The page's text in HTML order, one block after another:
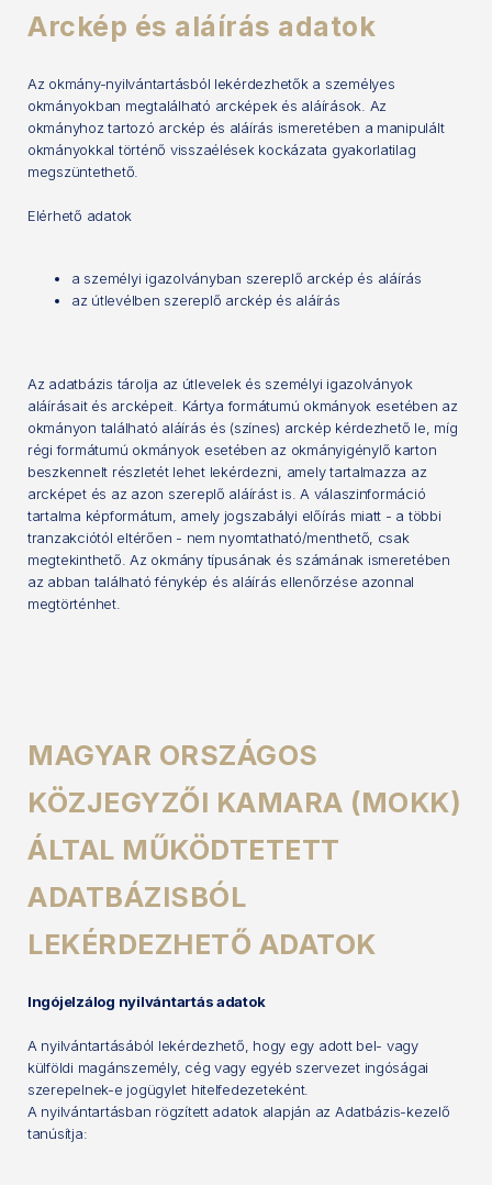
Arckép és aláírás adatok
Az okmány-nyilvántartásból lekérdezhetők a személyes
okmányokban megtalálható arcképek és aláírások. Az
okmányhoz tartozó arckép és aláírás ismeretében a manipulált
okmányokkal történő visszaélések kockázata gyakorlatilag
megszüntethető.
Elérhető adatok
a személyi igazolványban szereplő arckép és aláírás
az útlevélben szereplő arckép és aláírás
Az adatbázis tárolja az útlevelek és személyi igazolványok
aláírásait és arcképeit. Kártya formátumú okmányok esetében az
okmányon található aláírás és (színes) arckép kérdezhető le, míg
régi formátumú okmányok esetében az okmányigénylő karton
beszkennelt részletét lehet lekérdezni, amely tartalmazza az
arcképet és az azon szereplő aláírást is. A válaszinformáció
tartalma képformátum, amely jogszabályi előírás miatt - a többi
tranzakciótól eltérően - nem nyomtatható/menthető, csak
megtekinthető. Az okmány típusának és számának ismeretében
az abban található fénykép és aláírás ellenőrzése azonnal
megtörténhet.
MAGYAR ORSZÁGOS
KÖZJEGYZŐI KAMARA (MOKK)
ÁLTAL MŰKÖDTETETT
ADATBÁZISBÓL
LEKÉRDEZHETŐ ADATOK
Ingójelzálog nyilvántartás adatok
A nyilvántartásából lekérdezhető, hogy egy adott bel- vagy
külföldi magánszemély, cég vagy egyéb szervezet ingóságai
szerepelnek-e jogügylet hitelfedezeteként.
A nyilvántartásban rögzített adatok alapján az Adatbázis-kezelő
tanúsítja: